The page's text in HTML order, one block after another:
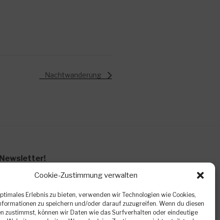
Cookie-Zustimmung verwalten
Erlebnis zu bieten, verwenden wir Technologien wie Cookies,
zu speichern und/oder darauf zuzugreifen. Wenn du diesen
zustimmst, können wir Daten wie das Surfverhalten oder eindeutige
Nachtwanderung
Veranstaltungen, kurzfristige
Eine Abmeldung ist jederzeit kostenlos